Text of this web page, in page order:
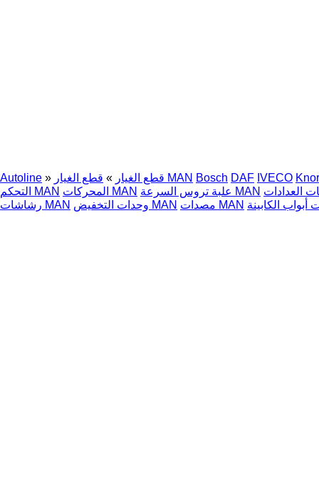
Autoline » قطع الغيار » قطع الغيار MAN Bosch DAF IVECO
التحكم MAN
المحركات MAN علبة تروس السرعة MAN
رشاشات MAN
وحدات التخفيض MAN مصدات MAN